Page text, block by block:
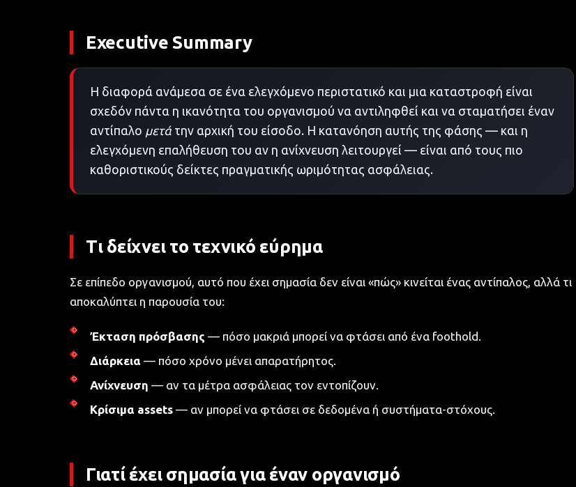
Executive Summary
Η διαφορά ανάμεσα σε ένα ελεγχόμενο περιστατικό και μια καταστροφή είναι
σχεδόν πάντα η ικανότητα του οργανισμού να αντιληφθεί και να σταματήσει έναν
αντίπαλο μετά την αρχική του είσοδο. Η κατανόηση αυτής της φάσης — και η
ελεγχόμενη επαλήθευση του αν η ανίχνευση λειτουργεί — είναι από τους πιο
καθοριστικούς δείκτες πραγματικής ωριμότητας ασφάλειας.
Τι δείχνει το τεχνικό εύρημα
Σε επίπεδο οργανισμού, αυτό που έχει σημασία δεν είναι «πώς» κινείται ένας αντίπαλος, αλλά τι
αποκαλύπτει η παρουσία του:
Έκταση πρόσβασης — πόσο μακριά μπορεί να φτάσει από ένα foothold.
Διάρκεια— πόσο χρόνο μένει απαρατήρητος.
Ανίχνευση — αν τα μέτρα ασφάλειας τον εντοπίζουν.
Κρίσιμα assets— αν μπορεί να φτάσει σε δεδομένα ή συστήματα-στόχους.
Γιατί έχει σημασία για έναν οργανισμό